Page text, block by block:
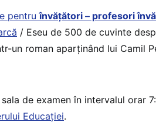
pentruînvățători – profesori
/ Eseu de 500 de cuvinte
un roman aparținând lui Camil
de examen în intervalul orar
Educației.